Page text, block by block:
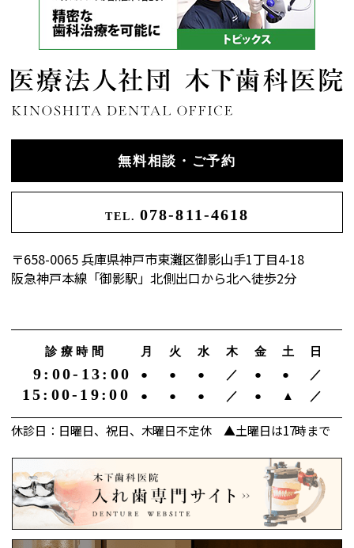
TEL. 078-811-4618
無料相談・ご予約
〒658-0065 兵庫県神戸市東灘区御影山手1丁目4-18
阪急神戸本線「御影駅」北側出口から北へ徒歩2分
診療時間 月 火 水 木 金 土 日
9:00-13:00 ● ● ● ／ ● ● ／
15:00-19:00 ● ● ● ／ ● ▲ ／
休診日：日曜日、祝日、木曜日不定休 ▲土曜日は17時まで